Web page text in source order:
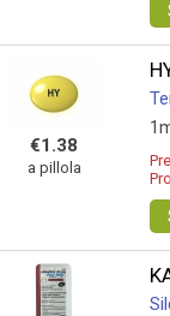
€1.38
a pillola